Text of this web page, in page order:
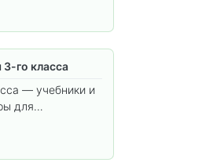
3-го класса
— учебники и
для